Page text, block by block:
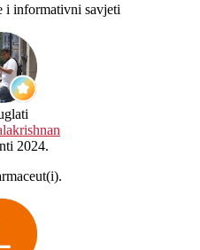
i informativni savjeti
2024.